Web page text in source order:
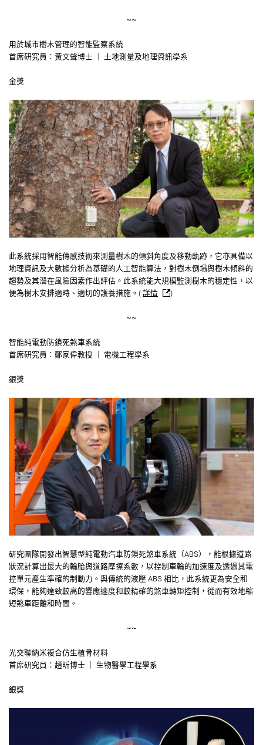
~~
用於城市樹木管理的智能監察系統
首席研究員：黃文聲博士 ｜ 土地測量及地理資訊學系
金獎
此系統採用智能傳感技術來測量樹木的傾斜角度及移動軌跡，它亦具備以
地理資訊及大數據分析為基礎的人工智能算法，對樹木倒塌與樹木傾斜的
趨勢及其潛在風險因素作出評估。此系統能大規模監測樹木的穩定性，以
便為樹木安排適時、適切的護養措施。( 詳情 )
~~
智能純電動防鎖死煞車系統
首席研究員：鄭家偉教授 ｜ 電機工程學系
銀獎
研究團隊開發出智慧型純電動汽車防鎖死煞車系統（ABS），能根據道路
狀況計算出最大的輪胎與道路摩擦系數，以控制車輪的加速度及透過其電
控單元產生準確的制動力。與傳統的液壓 ABS 相比，此系統更為安全和
環保，能夠達致較高的響應速度和較精確的煞車轉矩控制，從而有效地縮
短煞車距離和時間。
~~
光交聯納米複合仿生植骨材料
首席研究員：趙昕博士 ｜ 生物醫學工程學系
銀獎